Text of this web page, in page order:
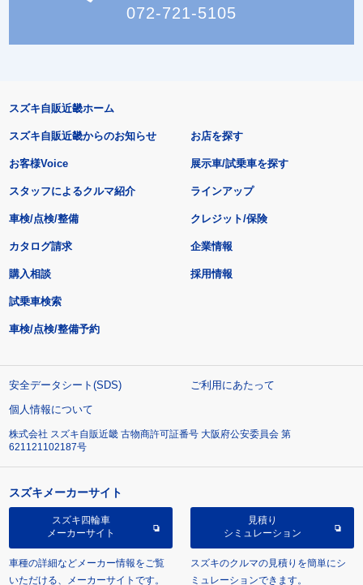
072-721-5105
スズキ自販近畿ホーム
スズキ自販近畿からのお知らせ
お客様Voice
スタッフによるクルマ紹介
お店を探す
展示車/試乗車を探す
ラインアップ
車検/点検/整備 クレジット/保険
カタログ請求
購入相談
試乗車検索
車検/点検/整備予約
企業情報
採用情報
安全データシート(SDS)
ご利用にあたって
個人情報について
株式会社 スズキ自販近畿 古物商許可証番号 大阪府公安委員会 第
621121102187号
スズキメーカーサイト
スズキ四輪車
メーカーサイト
車種の詳細などメーカー情報をご覧
いただける、メーカーサイトです。
見積り
シミュレーション
スズキのクルマの見積りを簡単にシ
ミュレーションできます。